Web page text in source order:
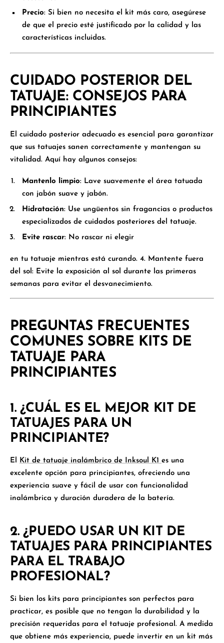
Precio: Si bien no necesita el kit más caro, asegúrese
de que el precio esté justificado por la calidad y las
características incluidas.
CUIDADO POSTERIOR DEL
TATUAJE: CONSEJOS PARA
PRINCIPIANTES
El cuidado posterior adecuado es esencial para garantizar
que sus tatuajes sanen correctamente y mantengan su
vitalidad. Aquí hay algunos consejos:
Mantenlo limpio: Lave suavemente el área tatuada
con jabón suave y jabón.
Hidratación: Use ungüentos sin fragancias o productos
especializados de cuidados posteriores del tatuaje.
Evite rascar: No rascar ni elegir
en tu tatuaje mientras está curando. 4. Mantente fuera
del sol: Evite la exposición al sol durante las primeras
semanas para evitar el desvanecimiento.
PREGUNTAS FRECUENTES
COMUNES SOBRE KITS DE
TATUAJE PARA
PRINCIPIANTES
1. ¿CUÁL ES EL MEJOR KIT DE
TATUAJES PARA UN
PRINCIPIANTE?
El Kit de tatuaje inalámbrico de Inksoul K1 es una
excelente opción para principiantes, ofreciendo una
experiencia suave y fácil de usar con funcionalidad
inalámbrica y duración duradera de la batería.
2. ¿PUEDO USAR UN KIT DE
TATUAJES PARA PRINCIPIANTES
PARA EL TRABAJO
PROFESIONAL?
Si bien los kits para principiantes son perfectos para
practicar, es posible que no tengan la durabilidad y la
precisión requeridas para el tatuaje profesional. A medida
que obtiene más experiencia, puede invertir en un kit más